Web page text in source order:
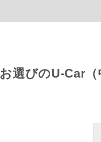
お選びのU-Car（